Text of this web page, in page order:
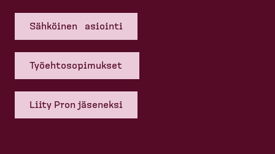
Sähköinen asiointi
Työehto­so­pi­mukset
Liity Pron jäseneksi